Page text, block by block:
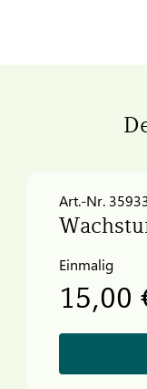
Art.-Nr.
Einmalig
15,00